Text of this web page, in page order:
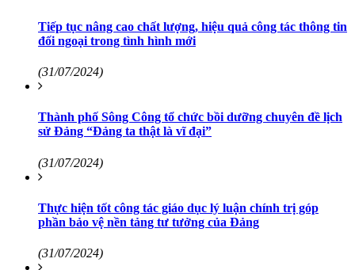
Tiếp tục nâng cao chất lượng, hiệu quả công tác thông tin
đối ngoại trong tình hình mới
(31/07/2024)
Thành phố Sông Công tổ chức bồi dưỡng chuyên đề lịch
sử Đảng “Đảng ta thật là vĩ đại”
(31/07/2024)
Thực hiện tốt công tác giáo dục lý luận chính trị góp
phần bảo vệ nền tảng tư tưởng của Đảng
(31/07/2024)